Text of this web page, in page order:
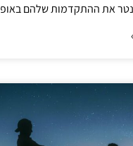
את ההתקדמות שלהם